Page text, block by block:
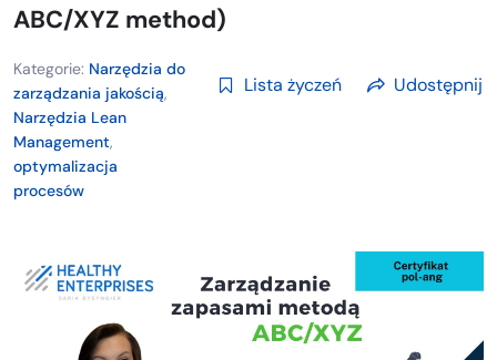
ABC/XYZ method)
Kategorie: Narzędzia do
zarządzania jakością,
Narzędzia Lean
Management,
optymalizacja
procesów
Lista życzeń Udostępnij